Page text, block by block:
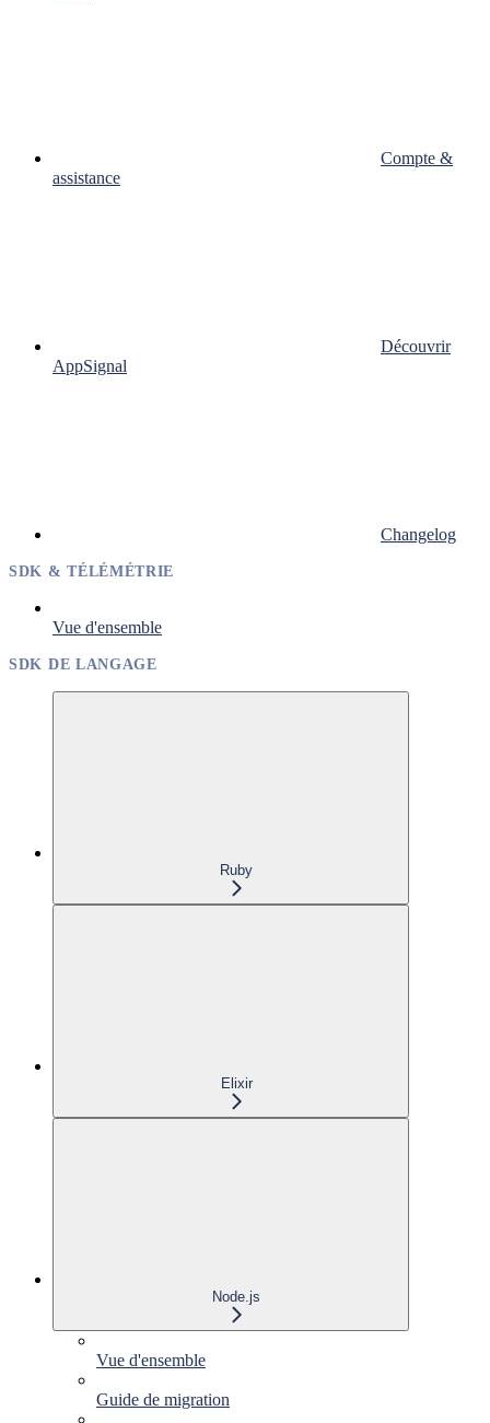
Compte &
assistance
Découvrir
AppSignal
Changelog
SDK & TÉLÉMÉTRIE
Vue d'ensemble
SDK DE LANGAGE
Ruby
Elixir
Node.js
Vue d'ensemble
Guide de migration